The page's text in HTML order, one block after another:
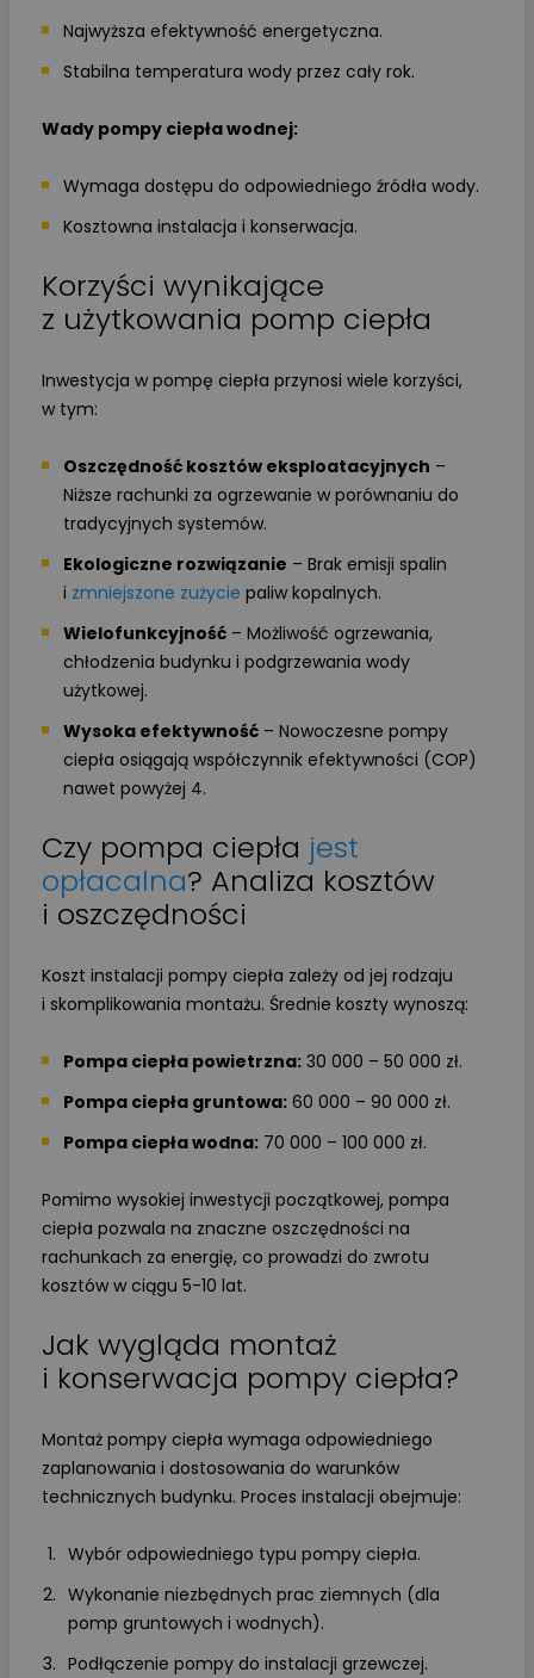
Najwyższa efektywność energetyczna.
Stabilna temperatura wody przez cały rok.
Wady pompy ciepła wodnej:
Wymaga dostępu do odpowiedniego źródła wody.
Kosztowna instalacja i konserwacja.
Korzyści wynikające
z użytkowania pomp ciepła
Inwestycja w pompę ciepła przynosi wiele korzyści,
w tym:
Oszczędność kosztów eksploatacyjnych –
Niższe rachunki za ogrzewanie w porównaniu do
tradycyjnych systemów.
Ekologiczne rozwiązanie – Brak emisji spalin
i zmniejszone zużycie paliw kopalnych.
Wielofunkcyjność – Możliwość ogrzewania,
chłodzenia budynku i podgrzewania wody
użytkowej.
Wysoka efektywność – Nowoczesne pompy
ciepła osiągają współczynnik efektywności (COP)
nawet powyżej 4.
Czy pompa ciepła jest
opłacalna? Analiza kosztów
i oszczędności
Koszt instalacji pompy ciepła zależy od jej rodzaju
i skomplikowania montażu. Średnie koszty wynoszą:
Pompa ciepła powietrzna: 30 000 – 50 000 zł.
Pompa ciepła gruntowa: 60 000 – 90 000 zł.
Pompa ciepła wodna: 70 000 – 100 000 zł.
Pomimo wysokiej inwestycji początkowej, pompa
ciepła pozwala na znaczne oszczędności na
rachunkach za energię, co prowadzi do zwrotu
kosztów w ciągu 5-10 lat.
Jak wygląda montaż
i konserwacja pompy ciepła?
Montaż pompy ciepła wymaga odpowiedniego
zaplanowania i dostosowania do warunków
technicznych budynku. Proces instalacji obejmuje:
Wybór odpowiedniego typu pompy ciepła.
Wykonanie niezbędnych prac ziemnych (dla
pomp gruntowych i wodnych).
Podłączenie pompy do instalacji grzewczej.